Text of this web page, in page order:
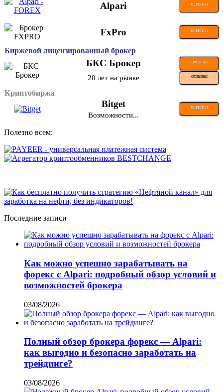
Alpari ПЕРЕЙТИ
FxPro ПЕРЕЙТИ
Биржевой лицензированный брокер
БКС Брокер ТОРГОВАТЬ
20 лет на рынке ОТЗЫВЫ
Криптобиржа
Bitget ПЕРЕЙТИ
Возможности...
Полезно всем:
Последние записи
Как можно успешно зарабатывать на
форекс с Alpari: подробный обзор условий и
возможностей брокера
03/08/2026
Полный обзор брокера форекс — Alpari:
как выгодно и безопасно заработать на
трейдинге?
03/08/2026